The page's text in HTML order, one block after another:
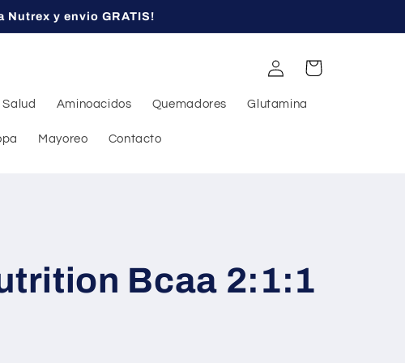
y envio GRATIS!
Salud Aminoacidos Quemadores Glutamina
Mayoreo Contacto
Iniciar
sesión
Carrito
Bcaa 2:1:1